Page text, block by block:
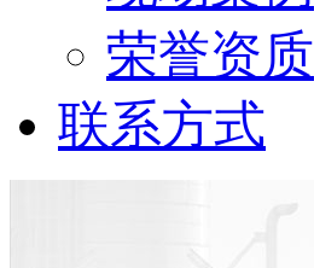
荣誉资质
联系方式